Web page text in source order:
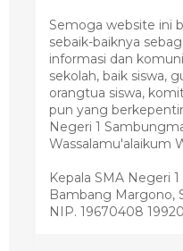
Semoga website ini
sebaik-baiknya
informasi dan
sekolah, baik siswa,
orangtua siswa,
pun yang
Negeri 1
Wassalamu'alaikum
Kepala SMA Negeri
Bambang Margono,
NIP. 19670408